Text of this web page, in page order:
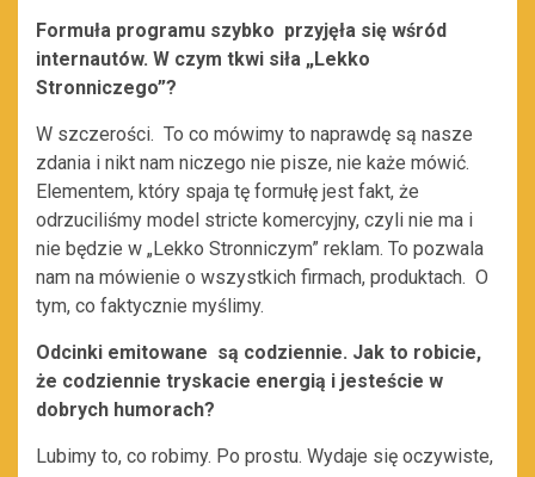
Formuła programu szybko przyjęła się wśród
internautów. W czym tkwi siła „Lekko
Stronniczego”?
W szczerości. To co mówimy to naprawdę są nasze
zdania i nikt nam niczego nie pisze, nie każe mówić.
Elementem, który spaja tę formułę jest fakt, że
odrzuciliśmy model stricte komercyjny, czyli nie ma i
nie będzie w „Lekko Stronniczym” reklam. To pozwala
nam na mówienie o wszystkich firmach, produktach. O
tym, co faktycznie myślimy.
Odcinki emitowane są codziennie. Jak to robicie,
że codziennie tryskacie energią i jesteście w
dobrych humorach?
Lubimy to, co robimy. Po prostu. Wydaje się oczywiste,